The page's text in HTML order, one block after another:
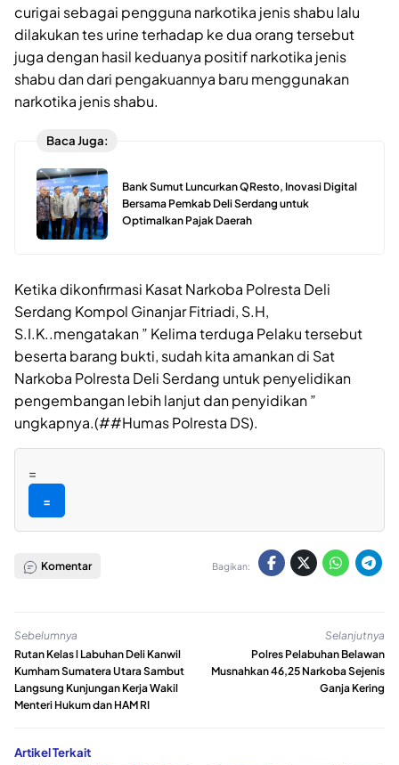
curigai sebagai pengguna narkotika jenis shabu lalu
dilakukan tes urine terhadap ke dua orang tersebut
juga dengan hasil keduanya positif narkotika jenis
shabu dan dari pengakuannya baru menggunakan
narkotika jenis shabu.
Baca Juga:
Bank Sumut Luncurkan QResto, Inovasi Digital
Bersama Pemkab Deli Serdang untuk
Optimalkan Pajak Daerah
Ketika dikonfirmasi Kasat Narkoba Polresta Deli
Serdang Kompol Ginanjar Fitriadi, S.H,
S.I.K..mengatakan ” Kelima terduga Pelaku tersebut
beserta barang bukti, sudah kita amankan di Sat
Narkoba Polresta Deli Serdang untuk penyelidikan
pengembangan lebih lanjut dan penyidikan ”
ungkapnya.(##Humas Polresta DS).
=
=
Komentar Bagikan:
Sebelumnya
Rutan Kelas l Labuhan Deli Kanwil
Kumham Sumatera Utara Sambut
Langsung Kunjungan Kerja Wakil
Menteri Hukum dan HAM RI
Selanjutnya
Polres Pelabuhan Belawan
Musnahkan 46,25 Narkoba Sejenis
Ganja Kering
Artikel Terkait